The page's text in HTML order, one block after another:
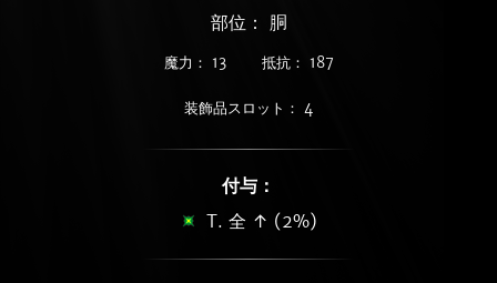
部位： 胴
魔力： 13 抵抗： 187
装飾品スロット： 4
付与：
T. 全 ↑ (2%)